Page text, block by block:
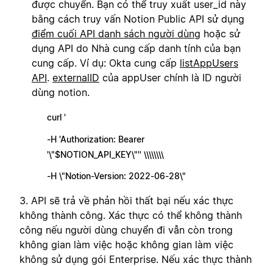
được chuyển. Bạn có thể truy xuất user_id này
bằng cách truy vấn Notion Public API sử dụng
điểm cuối API danh sách người dùng hoặc sử
dụng API do Nhà cung cấp danh tính của bạn
cung cấp. Ví dụ: Okta cung cấp listAppUsers
API. externalID của appUser chính là ID người
dùng notion.
curl '
-H 'Authorization: Bearer
'\"$NOTION_API_KEY\"'' \\\\\\\\
-H \"Notion-Version: 2022-06-28\"
3. API sẽ trả về phản hồi thất bại nếu xác thực
không thành công. Xác thực có thể không thành
công nếu người dùng chuyển đi vẫn còn trong
không gian làm việc hoặc không gian làm việc
không sử dụng gói Enterprise. Nếu xác thực thành